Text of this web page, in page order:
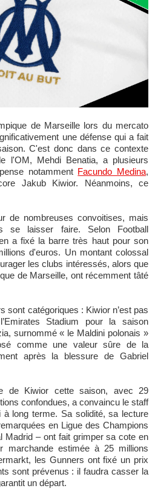
une défense qui a fait
C'est donc dans ce contexte
l'OM, Mehdi Benatia, a plusieurs
notamment Facundo Medina,
Jakub Kiwior. Néanmoins, ce
de nombreuses convoitises, mais
se laisser faire. Selon Football
a fixé la barre très haut pour son
d'euros. Un montant colossal
les clubs intéressés, alors que
de Marseille, ont récemment tâté
sont catégoriques : Kiwior n’est pas
Stadium pour la saison
surnommé « le Maldini polonais »
comme une valeur sûre de la
après la blessure de Gabriel
de Kiwior cette saison, avec 29
confondues, a convaincu le staff
à long terme. Sa solidité, sa lecture
en Ligue des Champions
Madrid – ont fait grimper sa cote en
marchande estimée à 25 millions
les Gunners ont fixé un prix
sont prévenus : il faudra casser la
un départ.